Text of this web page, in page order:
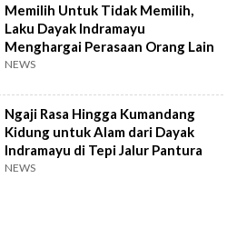
Memilih Untuk Tidak Memilih,
Laku Dayak Indramayu
Menghargai Perasaan Orang Lain
NEWS
Ngaji Rasa Hingga Kumandang
Kidung untuk Alam dari Dayak
Indramayu di Tepi Jalur Pantura
NEWS